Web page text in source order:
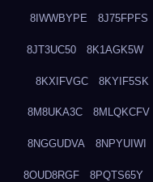
8IWWBYPE 8J75FPFS
8JT3UC50 8K1AGK5W
8KXIFVGC 8KYIF5SK
8M8UKA3C 8MLQKCFV
8NGGUDVA 8NPYUIWI
8OUD8RGF 8PQTS65Y